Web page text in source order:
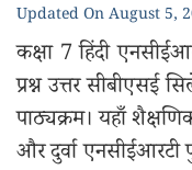
Updated OnAugust 5,
कक्षा 7 हिंदी
प्रश्न उत्तर
पाठ्यक्रम। यहाँ
और दुर्वा एनसीईआरटी